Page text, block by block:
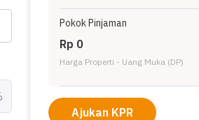
Pokok Pinjaman
Rp 0
Harga Properti - Uang Muka (DP)
Ajukan KPR